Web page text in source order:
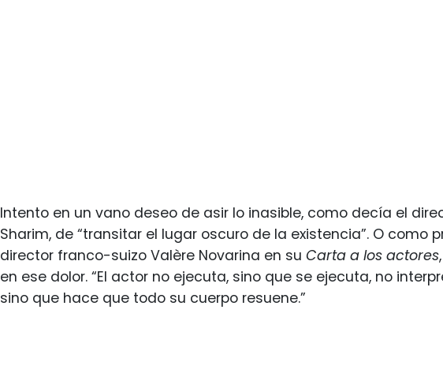
Intento en un vano deseo de asir lo inasible, como decía el
Sharim, de “transitar el lugar oscuro de la existencia”. O como
director franco-suizo Valère Novarina en su Carta a los actores
en ese dolor. “El actor no ejecuta, sino que se ejecuta, no
sino que hace que todo su cuerpo resuene.”